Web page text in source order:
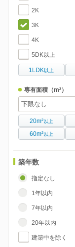
2K
3K
4K
5DK以上
1LDK 以上
専有面積（m²）
20m²以上
60m²以上
築年数
指定なし
1年以内
7年以内
20年以内
建築中を除く